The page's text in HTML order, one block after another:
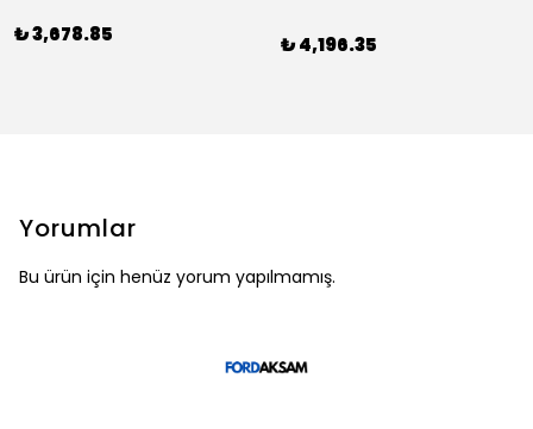
₺ 3,678.85 ₺ 4,196.35
Yorumlar
Bu ürün için henüz yorum yapılmamış.